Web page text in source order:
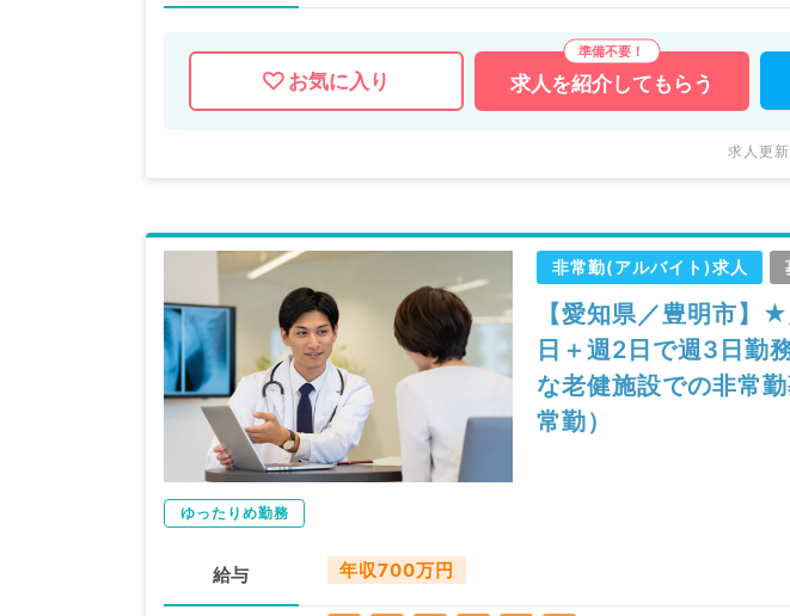
お気に入り 求人を紹介してもらう
求人更
非常勤(アルバイト)求人
【愛知県／豊明市
日＋週2日で週3日勤
な老健施設での非常
常勤）
ゆったりめ勤務
給与 年収700万円